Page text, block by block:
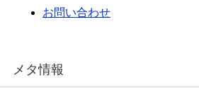
お問い合わせ
メタ情報